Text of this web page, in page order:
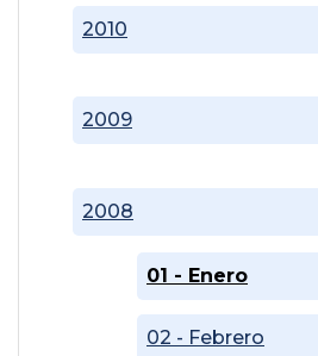
2008
01 - Enero
02 - Febrero
2009
2010